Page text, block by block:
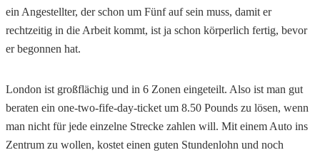
ein Angestellter, der schon um Fünf auf sein muss, damit er
rechtzeitig in die Arbeit kommt, ist ja schon körperlich fertig, bevor
er begonnen hat.
London ist großflächig und in 6 Zonen eingeteilt. Also ist man gut
beraten ein one-two-fife-day-ticket um 8.50 Pounds zu lösen, wenn
man nicht für jede einzelne Strecke zahlen will. Mit einem Auto ins
Zentrum zu wollen, kostet einen guten Stundenlohn und noch